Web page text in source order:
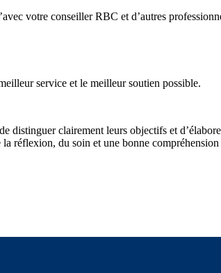
votre conseiller RBC et d’autres
service et le meilleur soutien possible.
distinguer clairement leurs objectifs et
réflexion, du soin et une bonne compréhension